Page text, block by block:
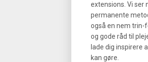
extensions. Vi ser
permanente
også en nem trin-
og gode råd til
lade dig inspirere
kan gøre.